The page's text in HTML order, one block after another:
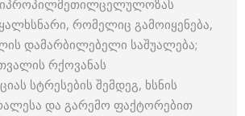
რომელიც გამოიყენება,
დამარბილებელი საშუალება;
რქოვანას
სტრესების შემდეგ, ხსნის
და გარემო ფაქტორებით